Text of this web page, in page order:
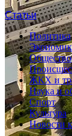
Статьи
Политика
Общество
ЖКХ и
Наука и
Спорт
Культура
Новости